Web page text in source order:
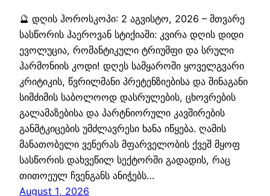
🔮 დღის ჰოროსკოპი: 2 აგვისტო, 2026 – მთვარე
სასწორის ჰაეროვან სტიქიაში: კვირა დღის დიდი
ევოლუცია, რომანტიკული ტრიუმფი და სრული
ჰარმონიის კოდი! დღეს სამყაროში ყოველგვარი
კრიტიკის, წვრილმანი პრეტენზიებისა და შინაგანი
სიმძიმის საბოლოოდ დასრულების, ცხოვრების
გალამაზებისა და პარტნიორული კავშირების
განმტკიცების უმძლავრესი ხანა იწყება. ღამის
მანათობელი ვენერას მფარველობის ქვეშ მყოფ
სასწორის დახვეწილ სექტორში გადადის, რაც
თითოეულ ჩვენგანს ანიჭებს…
August 1, 2026